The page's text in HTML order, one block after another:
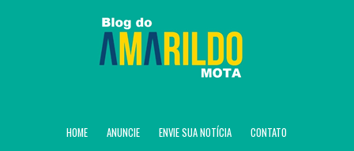
HOME ANUNCIE ENVIE SUA NOTÍCIA CONTATO